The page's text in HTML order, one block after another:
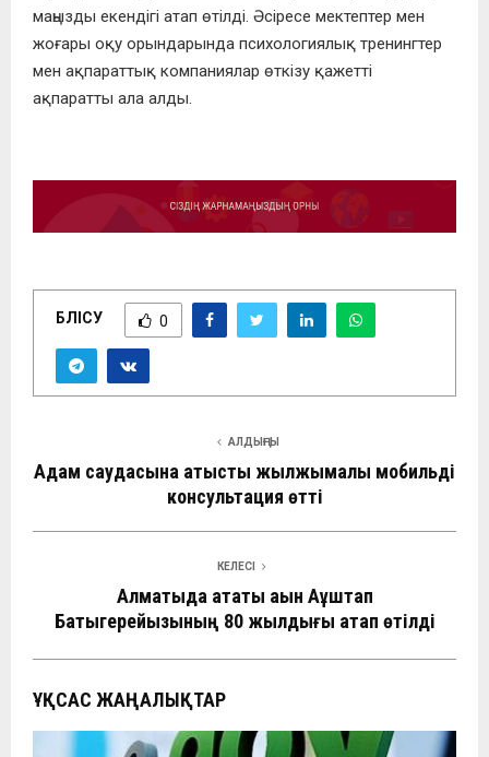
маңызды екендігі атап өтілді. Әсіресе мектептер мен
жоғары оқу орындарында психологиялық тренингтер
мен ақпараттық компаниялар өткізу қажетті
ақпаратты ала алды.
БӨЛІСУ 0
АЛДЫҢҒЫ
Адам саудасына қатысты жылжымалы мобильді
консультация өтті
КЕЛЕСІ
Алматыда атақты ақын Ақұштап
Бақтыгерейқызының 80 жылдығы атап өтілді
ҰҚСАС ЖАҢАЛЫҚТАР